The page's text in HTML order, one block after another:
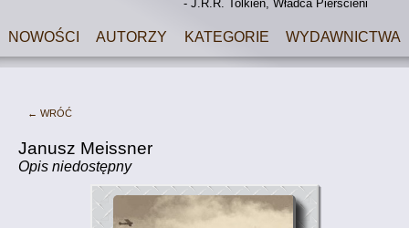
- J.R.R. Tolkien, Władca Pierścieni
Nowości Autorzy Kategorie Wydawnictwa
← Wróć
Janusz Meissner
Opis niedostępny